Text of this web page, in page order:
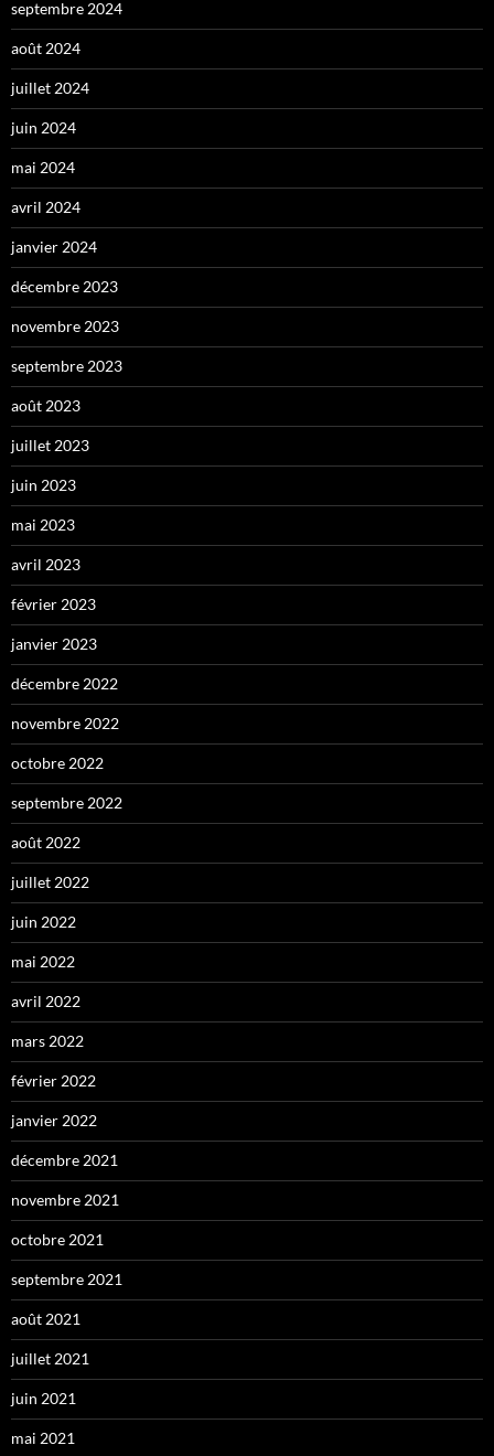
septembre 2024
août 2024
juillet 2024
juin 2024
mai 2024
avril 2024
janvier 2024
décembre 2023
novembre 2023
septembre 2023
août 2023
juillet 2023
juin 2023
mai 2023
avril 2023
février 2023
janvier 2023
décembre 2022
novembre 2022
octobre 2022
septembre 2022
août 2022
juillet 2022
juin 2022
mai 2022
avril 2022
mars 2022
février 2022
janvier 2022
décembre 2021
novembre 2021
octobre 2021
septembre 2021
août 2021
juillet 2021
juin 2021
mai 2021